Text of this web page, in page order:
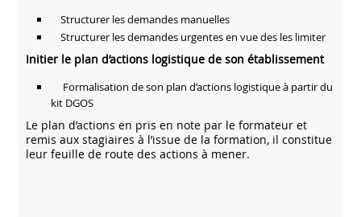
Structurer les demandes manuelles
Structurer les demandes urgentes en vue des les limiter
Initier le plan d’actions logistique de son établissement
Formalisation de son plan d’actions logistique à partir du
kit DGOS
Le plan d’actions en pris en note par le formateur et
remis aux stagiaires à l’issue de la formation, il constitue
leur feuille de route des actions à mener.